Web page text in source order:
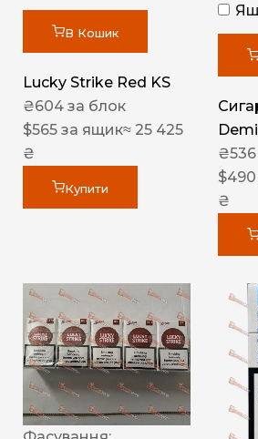
В Кошик
Lucky Strike Red KS
₴604 за блок
$565 за ящик≈ 25 425
₴
Купити
Demi
₴536
$490
₴